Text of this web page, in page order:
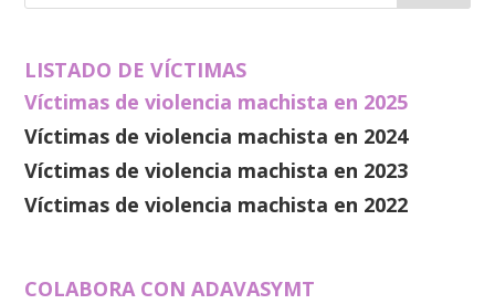
LISTADO DE VÍCTIMAS
Víctimas de violencia machista en 2025
Víctimas de violencia machista en 2024
Víctimas de violencia machista en 2023
Víctimas de violencia machista en 2022
COLABORA CON ADAVASYMT